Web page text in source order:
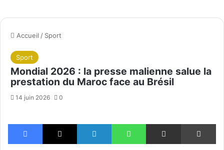
Accueil / Sport
Sport
Mondial 2026 : la presse malienne salue la
prestation du Maroc face au Brésil
14 juin 2026 0
Facebook X Linkedin WhatsApp Partager par email